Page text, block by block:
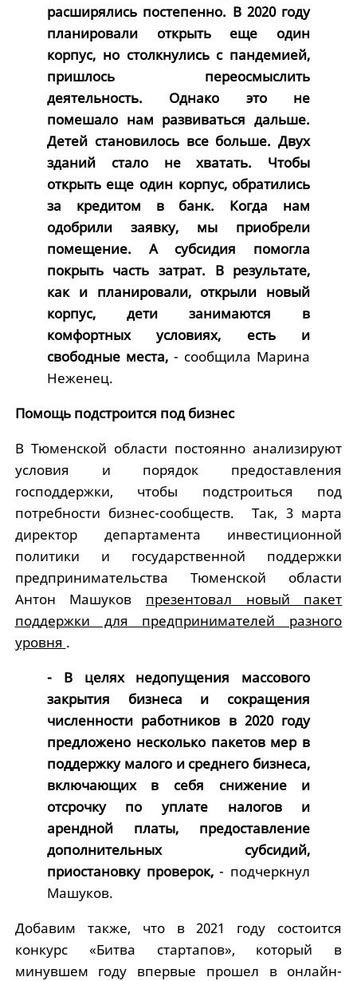
расширялись постепенно. В 2020 году
планировали открыть еще один
корпус, но столкнулись с пандемией,
пришлось переосмыслить
деятельность. Однако это не
помешало нам развиваться дальше.
Детей становилось все больше. Двух
зданий стало не хватать. Чтобы
открыть еще один корпус, обратились
за кредитом в банк. Когда нам
одобрили заявку, мы приобрели
помещение. А субсидия помогла
покрыть часть затрат. В результате,
как и планировали, открыли новый
корпус, дети занимаются в
комфортных условиях, есть и
свободные места, - сообщила Марина
Неженец.
Помощь подстроится под бизнес
В Тюменской области постоянно анализируют
условия и порядок предоставления
господдержки, чтобы подстроиться под
потребности бизнес-сообществ. Так, 3 марта
директор департамента инвестиционной
политики и государственной поддержки
предпринимательства Тюменской области
Антон Машуков презентовал новый пакет
поддержки для предпринимателей разного
уровня .
- В целях недопущения массового
закрытия бизнеса и сокращения
численности работников в 2020 году
предложено несколько пакетов мер в
поддержку малого и среднего бизнеса,
включающих в себя снижение и
отсрочку по уплате налогов и
арендной платы, предоставление
дополнительных субсидий,
приостановку проверок,- подчеркнул
Машуков.
Добавим также, что в 2021 году состоится
конкурс «Битва стартапов», который в
минувшем году впервые прошел в онлайн-